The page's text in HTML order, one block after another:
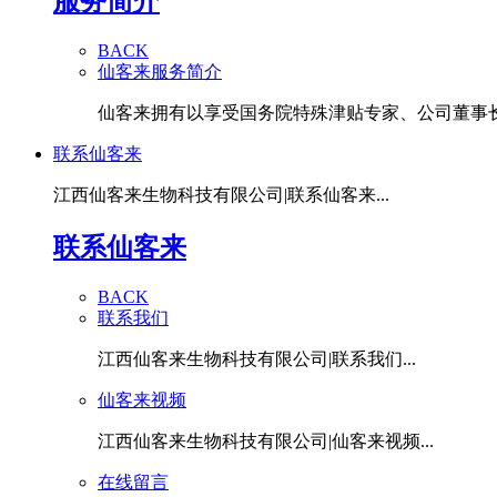
BACK
仙客来服务简介
仙客来拥有以享受国务院特殊津贴专家、公司董事
联系仙客来
江西仙客来生物科技有限公司|联系仙客来...
联系仙客来
BACK
联系我们
江西仙客来生物科技有限公司|联系我们...
仙客来视频
江西仙客来生物科技有限公司|仙客来视频...
在线留言